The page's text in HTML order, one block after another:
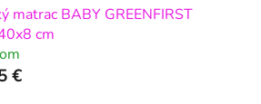
matrac BABY GREENFIRST
cm
€